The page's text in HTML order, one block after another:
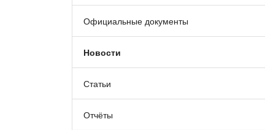
Официальные документы
Новости
Статьи
Отчёты